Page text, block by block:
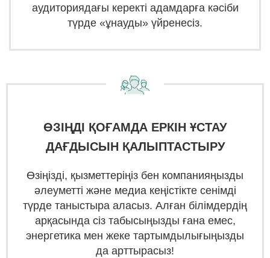
аудиториядағы керекті адамдарға кәсіби
түрде «ұнауды» үйренесіз.
ӨЗІҢДІ ҚОҒАМДА ЕРКІН ҰСТАУ
ДАҒДЫСЫН ҚАЛЫПТАСТЫРУ
Өзіңізді, қызметтеріңіз бен компанияңызды
әлеуметті және медиа кеңістікте сенімді
түрде таныстыра аласыз. Алған білімдердің
арқасында сіз табысыңызды ғана емес,
энергетика мен жеке тартымдылығыңызды
да арттырасыз!